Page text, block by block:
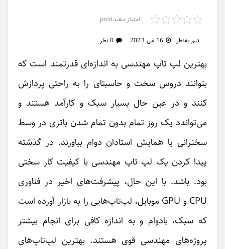
امتیاز دهیدpost
تیم به‌نظر 16 می 2023 0 نظر
بهترین لپ تاپ مهندسی به اندازه‌ای قدرتمند است که
بتوانند دروس سخت و حاسبتای را به راحتی پردازش
کنند و در عین حال بسیار سبک و کارآمد هستند و
می‌تواندد یک روز تمام بدون تمام شدن باتری در وسط
سخنرانی یا همایش استادان دوام بیاورند. در گذشته
پیدا کردن یک لپ تاپ مهندسی با کیفیت کار سختی
بود. باشد. با این حال، پیشرفت‌های اخیر در فناوری
CPU و GPU موبایل، لپ‌تاپ‌هایی را به بازار آورده است
که سبک، بادوام و به اندازه کافی برای انجام بیشتر
پروژه‌های مهندسی قوی هستند. بهترین لپ‌تاپ‌های